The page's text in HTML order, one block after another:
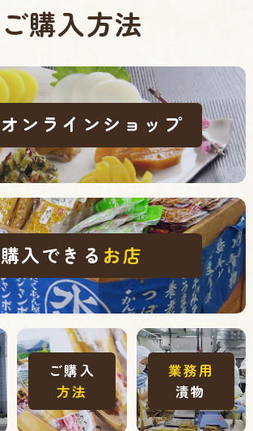
ご購入方法
オンラインショップ
購入できる お店
ご購入
方法
業務用
漬物